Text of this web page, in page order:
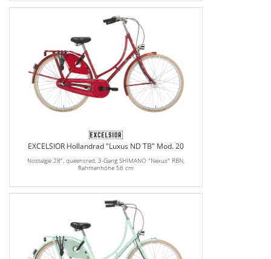
EXCELSIOR Hollandrad "Luxus ND TB" Mod. 20
Nostalgie 28", queensred, 3-Gang SHIMANO "Nexus" RBN,
Rahmenhöhe 56 cm